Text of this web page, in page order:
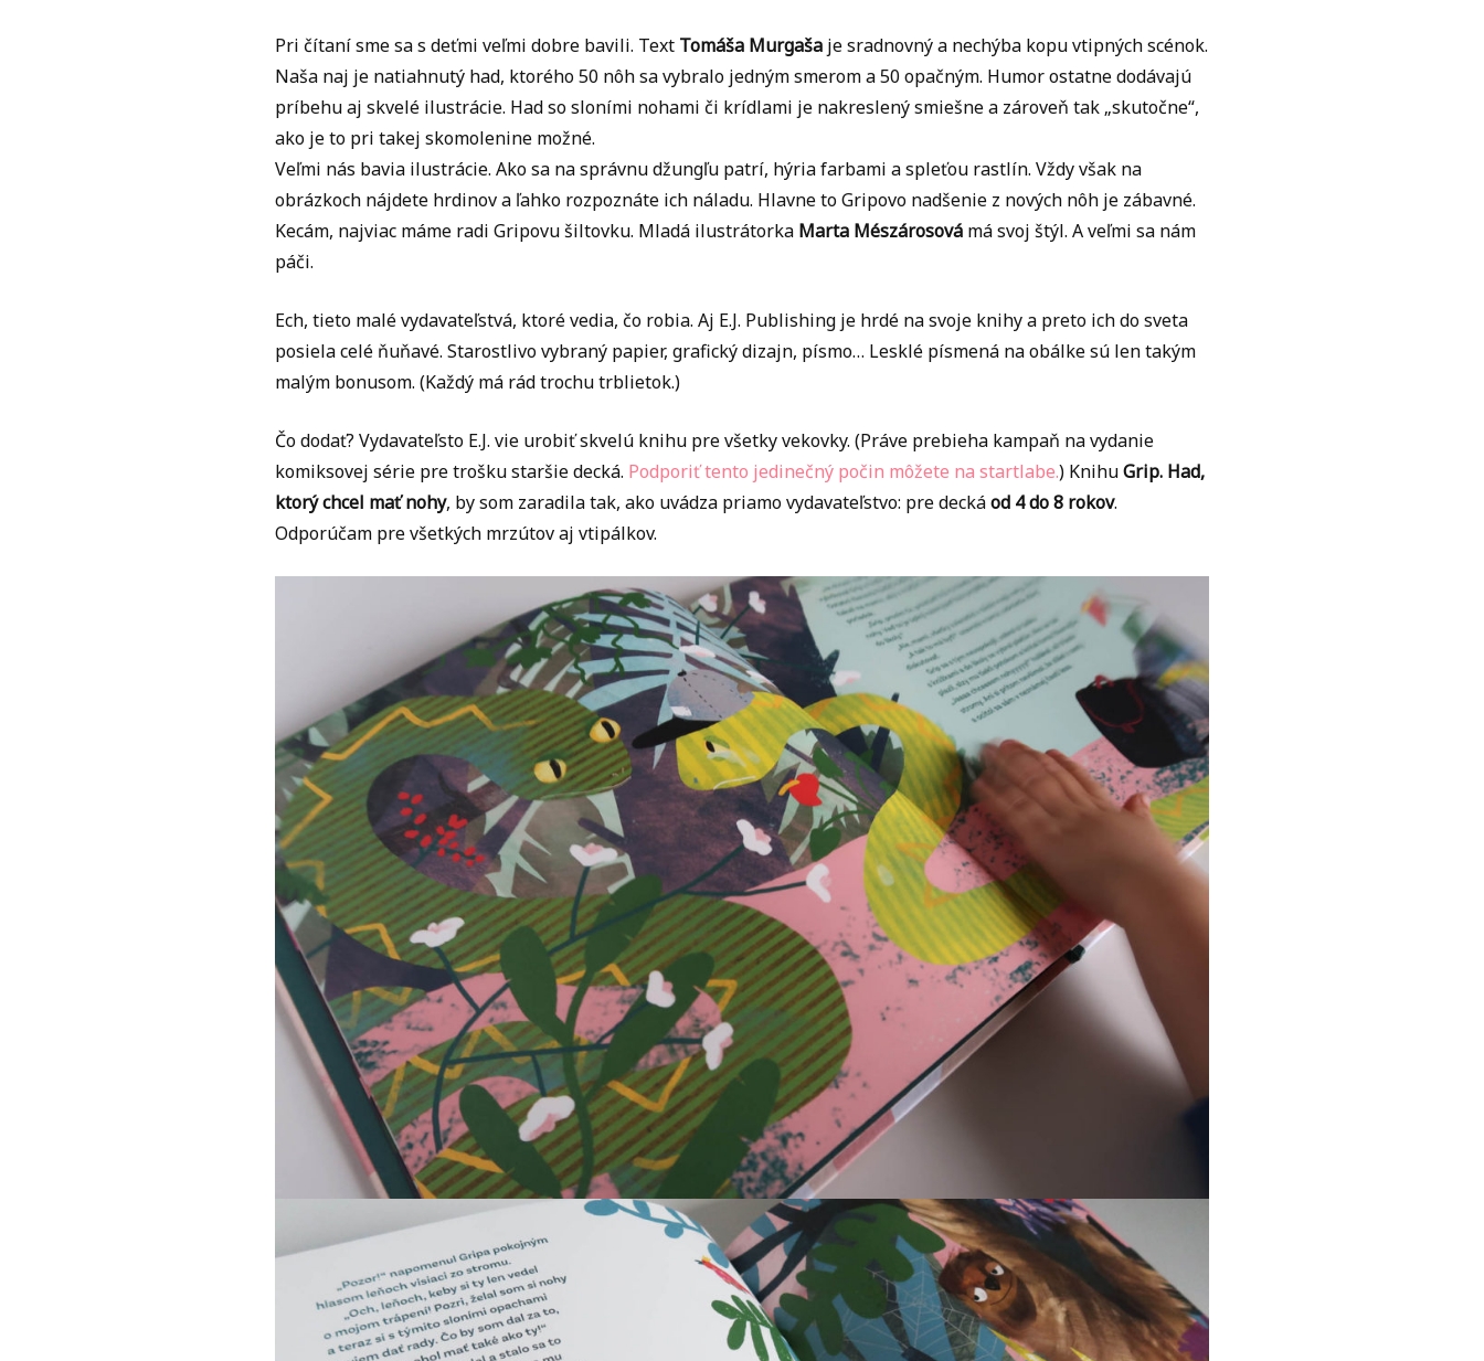
Pri čítaní sme sa s deťmi veľmi dobre bavili. Text Tomáša Murgaša je sradnovný a nechýba kopu vtipných scénok.
Naša naj je natiahnutý had, ktorého 50 nôh sa vybralo jedným smerom a 50 opačným. Humor ostatne dodávajú
príbehu aj skvelé ilustrácie. Had so sloními nohami či krídlami je nakreslený smiešne a zároveň tak „skutočne“,
ako je to pri takej skomolenine možné.
Veľmi nás bavia ilustrácie. Ako sa na správnu džungľu patrí, hýria farbami a spleťou rastlín. Vždy však na
obrázkoch nájdete hrdinov a ľahko rozpoznáte ich náladu. Hlavne to Gripovo nadšenie z nových nôh je zábavné.
Kecám, najviac máme radi Gripovu šiltovku. Mladá ilustrátorka Marta Mészárosová má svoj štýl. A veľmi sa nám
páči.
Ech, tieto malé vydavateľstvá, ktoré vedia, čo robia. Aj E.J. Publishing je hrdé na svoje knihy a preto ich do sveta
posiela celé ňuňavé. Starostlivo vybraný papier, grafický dizajn, písmo… Lesklé písmená na obálke sú len takým
malým bonusom. (Každý má rád trochu trblietok.)
Čo dodať? Vydavateľsto E.J. vie urobiť skvelú knihu pre všetky vekovky. (Práve prebieha kampaň na vydanie
komiksovej série pre trošku staršie decká. Podporiť tento jedinečný počin môžete na startlabe.) KnihuGrip. Had,
ktorý chcel mať nohy, by som zaradila tak, ako uvádza priamo vydavateľstvo: pre deckáod 4 do 8 rokov.
Odporúčam pre všetkých mrzútov aj vtipálkov.